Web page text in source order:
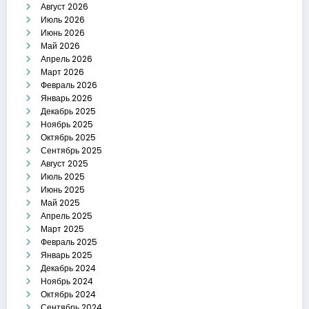
Август 2026
Июль 2026
Июнь 2026
Май 2026
Апрель 2026
Март 2026
Февраль 2026
Январь 2026
Декабрь 2025
Ноябрь 2025
Октябрь 2025
Сентябрь 2025
Август 2025
Июль 2025
Июнь 2025
Май 2025
Апрель 2025
Март 2025
Февраль 2025
Январь 2025
Декабрь 2024
Ноябрь 2024
Октябрь 2024